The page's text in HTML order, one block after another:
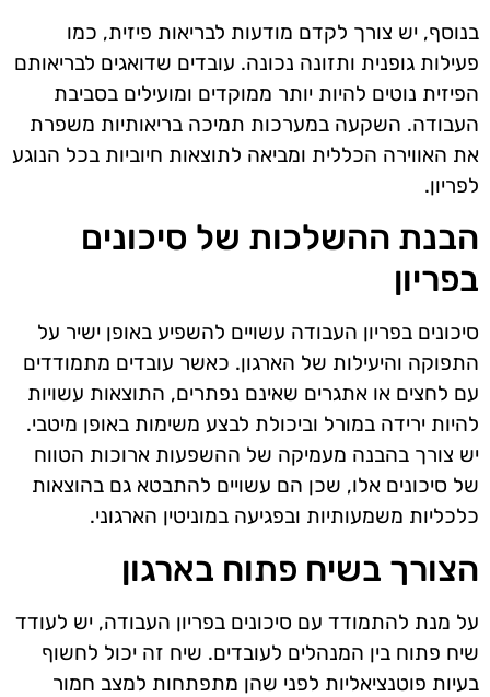
בנוסף, יש צורך לקדם מודעות לבריאות פיזית, כמו
פעילות גופנית ותזונה נכונה. עובדים שדואגים לבריאותם
הפיזית נוטים להיות יותר ממוקדים ומועילים בסביבת
העבודה. השקעה במערכות תמיכה בריאותיות משפרת
את האווירה הכללית ומביאה לתוצאות חיוביות בכל הנוגע
לפריון.
הבנת ההשלכות של סיכונים
בפריון
סיכונים בפריון העבודה עשויים להשפיע באופן ישיר על
התפוקה והיעילות של הארגון. כאשר עובדים מתמודדים
עם לחצים או אתגרים שאינם נפתרים, התוצאות עשויות
להיות ירידה במורל וביכולת לבצע משימות באופן מיטבי.
יש צורך בהבנה מעמיקה של ההשפעות ארוכות הטווח
של סיכונים אלו, שכן הם עשויים להתבטא גם בהוצאות
כלכליות משמעותיות ובפגיעה במוניטין הארגוני.
הצורך בשיח פתוח בארגון
על מנת להתמודד עם סיכונים בפריון העבודה, יש לעודד
שיח פתוח בין המנהלים לעובדים. שיח זה יכול לחשוף
בעיות פוטנציאליות לפני שהן מתפתחות למצב חמור